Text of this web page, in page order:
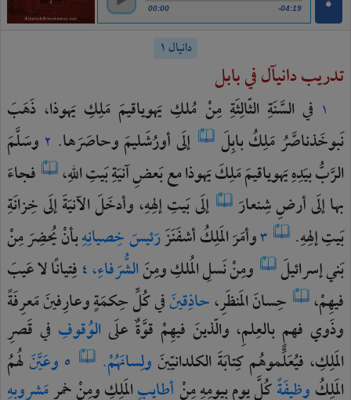
00:00 -04:19
دانيال ١
تدريب دانيآل في بابل
١ فيالسَّنَةِالثّالِثَةِمِنْ مُلكِ يَهوياقيمَ مَلِكِ يَهوذا، ذَهَبَ
نَبوخَذناصَّرُمَلِكُبابِلَ إلَىأورُشَليمَوحاصَرَها. ٢ وسَلَّمَ
الرَّبُّبيَدِهِيَهوياقيمَمَلِكَيَهوذامعبَعضِآنيَةِبَيتِاللهِ،
فجاءَ
بهاإلَىأرضِشِنعارَ إلَىبَيتِإلهِهِ،وأدخَلَالآنيَةَإلَىخِزانَةِ
بَيتِإلهِهِ. ٣وأمَرَالمَلِكُأشفَنَزَرَئيسَخِصيانِهِبأنْيُحضِرَمِنْ
بَنيإسرائيلَ ومِنْنَسلِالمُلكِومِنَالشُّرَفاءِ،٤ فِتيانًالاعَيبَ
فيهِمْ،
حِسانَالمَنظَرِ،حاذِقينَفيكُلِّحِكمَةٍوعارِفينَمَعرِفَةً
وذَوي فهمٍ بالعِلمِ، والّذينَ فيهِمْ قوَّةٌعلَى الوُقوفِ في قَصرِ
المَلِكِ،فيُعَلِّموهُمكِتابَةَالكلدانيّينَولِسانَهُمْ. ٥ وعَيَّنَلهُمُ
المَلِكُوظيفَةًكُلَّيومٍبيومِهِمِنْأطايِبِالمَلِكِومِنْخمرِمَشروبهِ